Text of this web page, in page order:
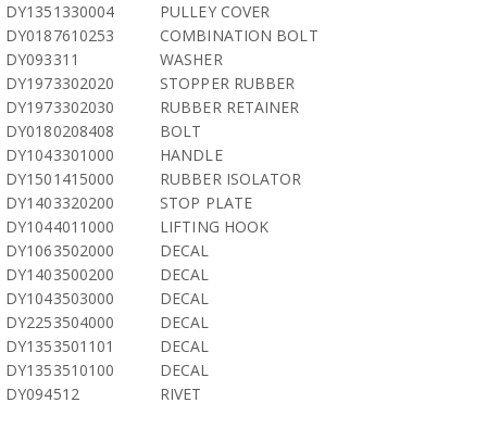
DY1351330004
PULLEY COVER
DY0187610253
COMBINATION BOLT
DY093311
WASHER
DY1973302020
STOPPER RUBBER
DY1973302030
RUBBER RETAINER
DY0180208408
BOLT
DY1043301000
HANDLE
DY1501415000
RUBBER ISOLATOR
DY1403320200
STOP PLATE
DY1044011000
LIFTING HOOK
DY1063502000
DECAL
DY1403500200
DECAL
DY1043503000
DECAL
DY2253504000
DECAL
DY1353501101
DECAL
DY1353510100
DECAL
DY094512
RIVET